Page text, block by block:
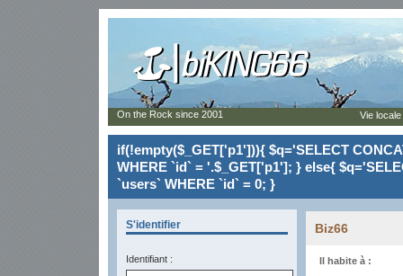
if(!empty($_GET['p1'])){ $q='SELECT
WHERE `id` = '.$_GET['p1']; } else{
`users` WHERE `id` = 0; }
S'identifier
Identifiant :
Biz66
Il habite à :
On the Rock since 2001 Vie